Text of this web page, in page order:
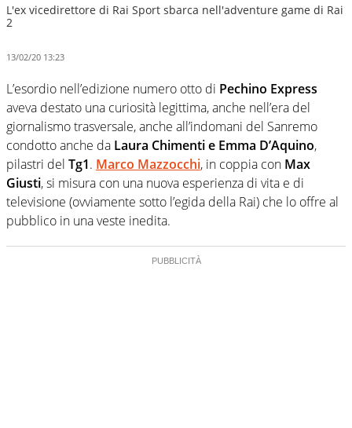
L'ex vicedirettore di Rai Sport sbarca nell'adventure game di Rai
2
13/02/20 13:23
L’esordio nell’edizione numero otto di Pechino Express
aveva destato una curiosità legittima, anche nell’era del
giornalismo trasversale, anche all’indomani del Sanremo
condotto anche da Laura Chimenti e Emma D’Aquino,
pilastri del Tg1. Marco Mazzocchi, in coppia con Max
Giusti, si misura con una nuova esperienza di vita e di
televisione (ovviamente sotto l’egida della Rai) che lo offre al
pubblico in una veste inedita.